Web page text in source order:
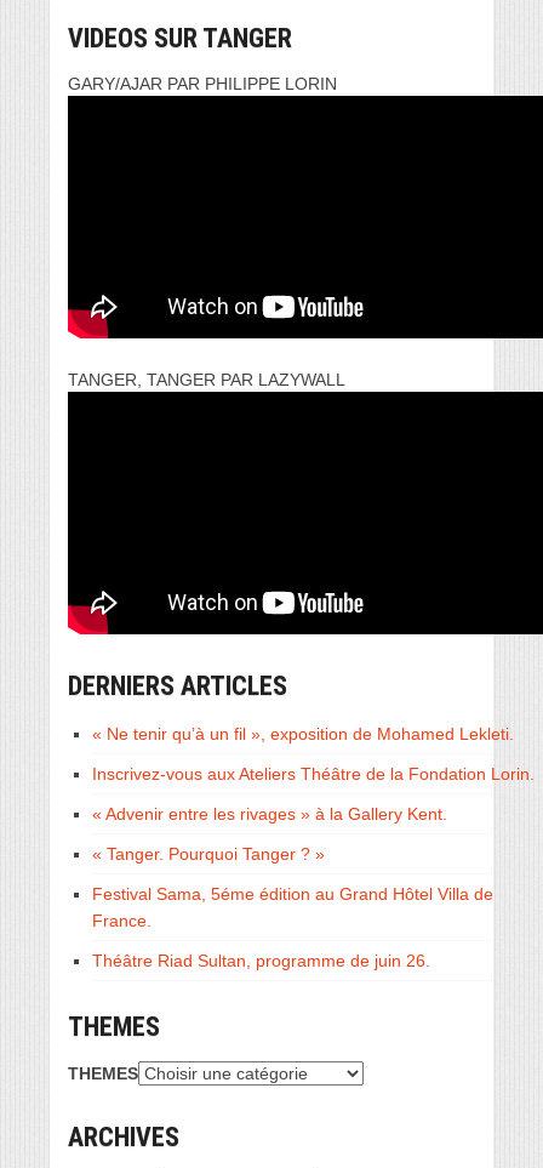
VIDEOS SUR TANGER
GARY/AJAR PAR PHILIPPE LORIN
TANGER, TANGER PAR LAZYWALL
DERNIERS ARTICLES
« Ne tenir qu’à un fil », exposition de Mohamed Lekleti.
Inscrivez-vous aux Ateliers Théâtre de la Fondation Lorin.
« Advenir entre les rivages » à la Gallery Kent.
« Tanger. Pourquoi Tanger ? »
Festival Sama, 5éme édition au Grand Hôtel Villa de
France.
Théâtre Riad Sultan, programme de juin 26.
THEMES
THEMES
ARCHIVES